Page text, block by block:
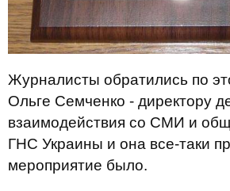
Журналисты обратились по
Ольге Семченко - директору
взаимодействия со СМИ и
ГНС Украины и она все-таки
мероприятие было.